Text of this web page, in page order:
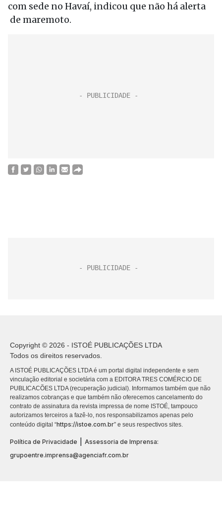
com sede no Havaí, indicou que não há alerta
de maremoto.
Copyright © 2026 - ISTOÉ PUBLICAÇÕES LTDA
Todos os direitos reservados.
A ISTOÉ PUBLICAÇÕES LTDA é um portal digital independente e sem
vinculação editorial e societária com a EDITORA TRES COMÉRCIO DE
PUBLICACÕES LTDA (recuperação judicial). Informamos também que não
realizamos cobranças e que também não oferecemos cancelamento do
contrato de assinatura da revista impressa de nome ISTOÉ, tampouco
autorizamos terceiros a fazê-lo, nos responsabilizamos apenas pelo
conteúdo digital “https://istoe.com.br” e seus respectivos sites.
Política de Privacidade
Assessoria de Imprensa:
grupoentre.imprensa@agenciafr.com.br